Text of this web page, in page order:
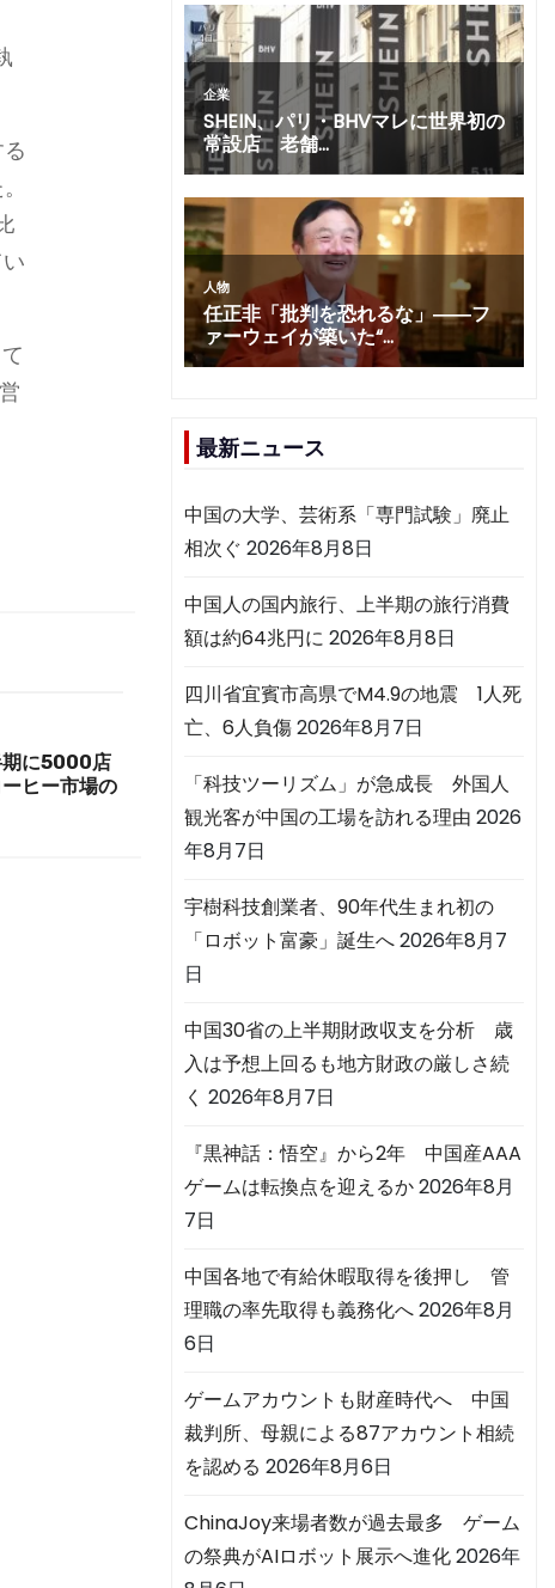
期に5000店
ヒー市場の
最新ニュース
中国の大学、芸術系「専門試験」廃止
相次ぐ 2026年8月8日
中国人の国内旅行、上半期の旅行消費
額は約64兆円に 2026年8月8日
四川省宜賓市高県でM4.9の地震 1人死
亡、6人負傷2026年8月7日
「科技ツーリズム」が急成長 外国人
観光客が中国の工場を訪れる理由 2026
年8月7日
宇樹科技創業者、90年代生まれ初の
「ロボット富豪」誕生へ2026年8月7
日
中国30省の上半期財政収支を分析 歳
入は予想上回るも地方財政の厳しさ続
く 2026年8月7日
『黒神話：悟空』から2年 中国産AAA
ゲームは転換点を迎えるか2026年8月
7日
中国各地で有給休暇取得を後押し 管
理職の率先取得も義務化へ2026年8月
6日
ゲームアカウントも財産時代へ 中国
裁判所、母親による87アカウント相続
を認める 2026年8月6日
ChinaJoy来場者数が過去最多 ゲーム
の祭典がAIロボット展示へ進化2026年